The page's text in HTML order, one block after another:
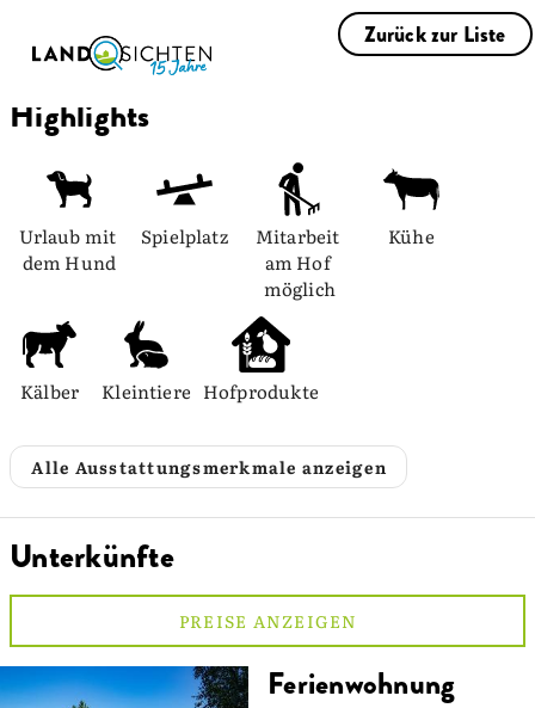
Zurück zur Liste
Highlights
Urlaub mit
dem Hund
Spielplatz
Mitarbeit
am Hof
möglich
Kühe
Kälber Kleintiere Hofprodukte
Alle Ausstattungsmerkmale anzeigen
Unterkünfte
PREISE ANZEIGEN
Ferienwohnung